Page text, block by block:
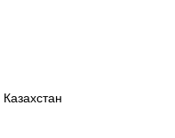
Казахстан